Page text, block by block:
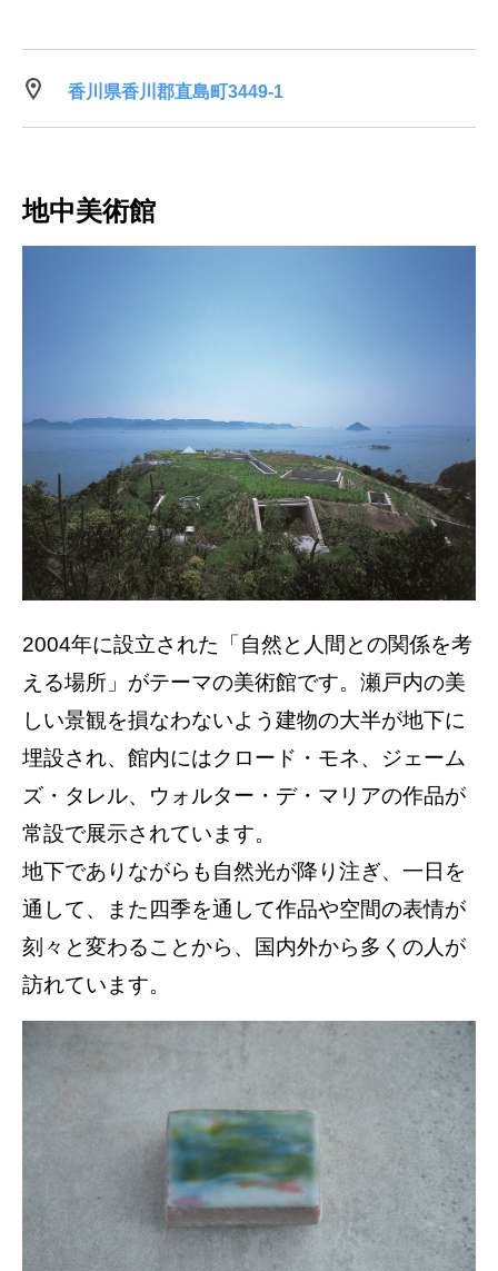
香川県香川郡直島町3449-1
地中美術館
2004年に設立された「自然と人間との関係を考
える場所」がテーマの美術館です。瀬戸内の美
しい景観を損なわないよう建物の大半が地下に
埋設され、館内にはクロード・モネ、ジェーム
ズ・タレル、ウォルター・デ・マリアの作品が
常設で展示されています。
地下でありながらも自然光が降り注ぎ、一日を
通して、また四季を通して作品や空間の表情が
刻々と変わることから、国内外から多くの人が
訪れています。